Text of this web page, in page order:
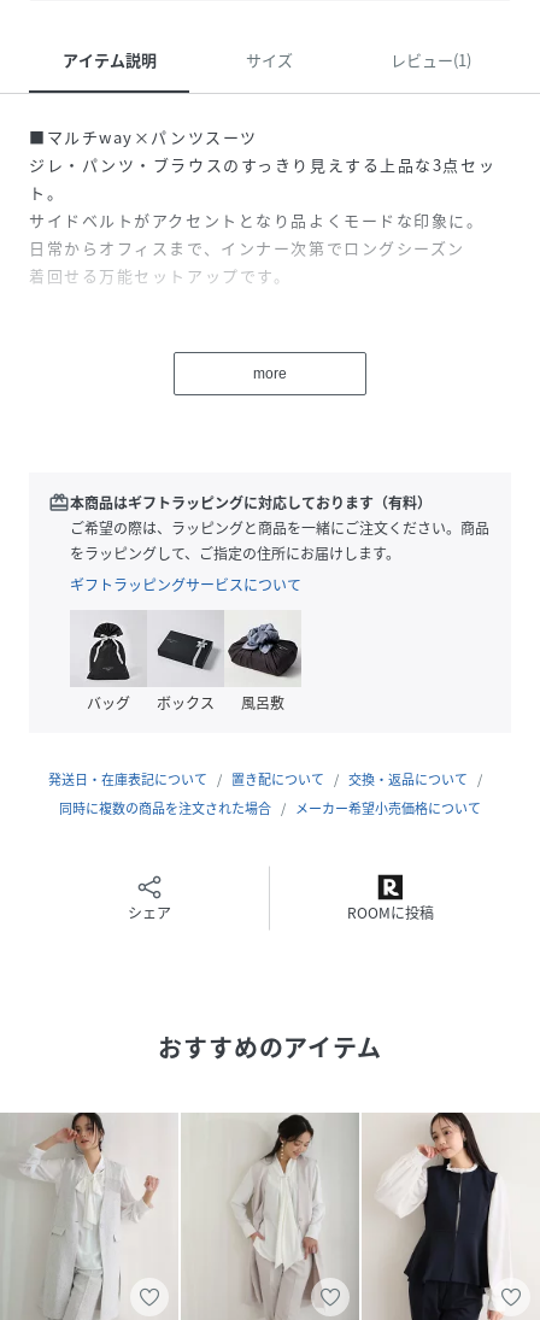
アイテム説明 サイズ レビュー(1)
■マルチway×パンツスーツ
ジレ・パンツ・ブラウスのすっきり見えする上品な3点セッ
ト。
サイドベルトがアクセントとなり品よくモードな印象に。
日常からオフィスまで、インナー次第でロングシーズン
着回せる万能セットアップです。
体型カバーポイント：【二の腕】【肩】
程よい長さのジレが腰まわりを自然にカバー。
■美脚を演出するストレートパンツ
まっすぐ落ちるラインが脚をきれいに見せてくれます。
■おすすめ着用シーン
【同窓会】【食事会】【セレモニー】【発表会】【デイリ
ー】【オフィス】【入卒式】【お受験】【顔合わせ】【学校
行事】【七五三】【冠婚葬祭】【結婚式】【二次会】【パー
ティー】にご利用いただけます。
表地 ポリエステル…97%
ポリウレタン…3%
■伸縮性：トップスなし、パンツなし、ジャケットなし
ルファスナーを使用しています。
■透け感：トップスあり（一部）
■光沢感：トップスなし、パンツなし、ジャケットなし
■付属品：ボタン×1
H168B82W60H86
more
redeem本商品はギフトラッピングに対応しております（有料）
ご希望の際は、ラッピングと商品を一緒にご注文ください。商品
をラッピングして、ご指定の住所にお届けします。
ギフトラッピングサービスについて
バッグ ボックス 風呂敷
発送日・在庫表記について 置き配について
交換・返品について
同時に複数の商品を注文された場合
メーカー希望小売価格について
シェア ROOMに投稿
おすすめのアイテム